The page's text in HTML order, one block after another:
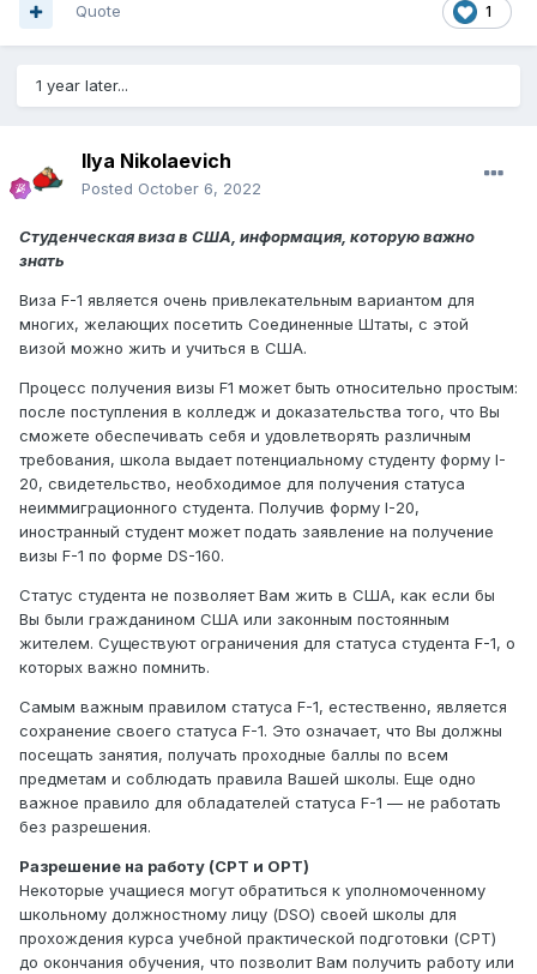
1
Quote
1 year later...
Ilya Nikolaevich
Posted October 6, 2022
Студенческая виза в США, информация, которую важно
знать
Виза F-1 является очень привлекательным вариантом для
многих, желающих посетить Соединенные Штаты, с этой
визой можно жить и учиться в США.
Процесс получения визы F1 может быть относительно простым:
после поступления в колледж и доказательства того, что Вы
сможете обеспечивать себя и удовлетворять различным
требования, школа выдает потенциальному студенту форму I-
20, свидетельство, необходимое для получения статуса
неиммиграционного студента. Получив форму I-20,
иностранный студент может подать заявление на получение
визы F-1 по форме DS-160.
Статус студента не позволяет Вам жить в США, как если бы
Вы были гражданином США или законным постоянным
жителем. Существуют ограничения для статуса студента F-1, о
которых важно помнить.
Самым важным правилом статуса F-1, естественно, является
сохранение своего статуса F-1. Это означает, что Вы должны
посещать занятия, получать проходные баллы по всем
предметам и соблюдать правила Вашей школы. Еще одно
важное правило для обладателей статуса F-1 — не работать
без разрешения.
Разрешение на работу (CPT и OPT)
Некоторые учащиеся могут обратиться к уполномоченному
школьному должностному лицу (DSO) своей школы для
прохождения курса учебной практической подготовки (CPT)
до окончания обучения, что позволит Вам получить работу или